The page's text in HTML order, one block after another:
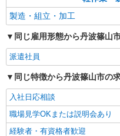
製造・組立・加工
同じ雇用形態から丹波篠山
派遣社員
同じ特徴から丹波篠山市の
入社日応相談
職場見学OKまたは説明会あり
経験者・有資格者歓迎